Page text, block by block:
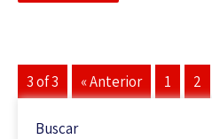
3 of 3 « Anterior 1 2
Buscar